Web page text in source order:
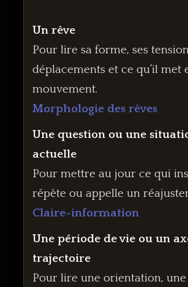
Un rêve
Pour lire sa forme, ses
déplacements et ce qu’il met
mouvement.
Morphologie des rêves
Une question ou une
actuelle
Pour mettre au jour ce qui
répète ou appelle un
Claire-information
Une période de vie ou un
trajectoire
Pour lire une orientation,